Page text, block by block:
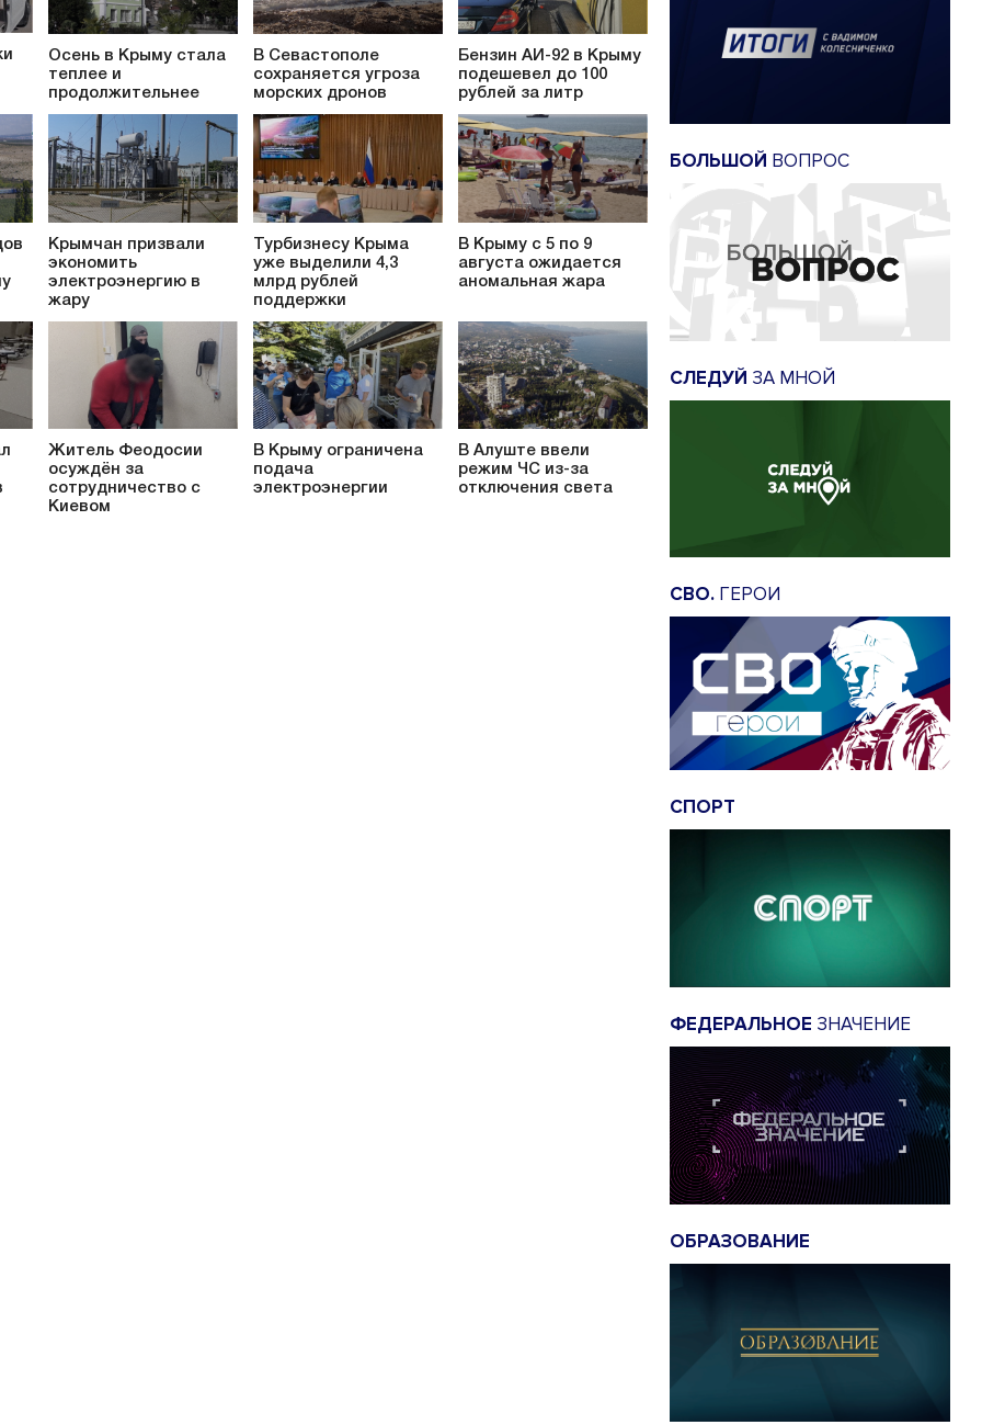
Осень в Крыму стала
теплее и
продолжительнее
В Севастополе
сохраняется угроза
морских дронов
Бензин АИ-92 в Крыму
подешевел до 100
рублей за литр
Крымчан призвали
экономить
электроэнергию в
жару
Турбизнесу Крыма
уже выделили 4,3
млрд рублей
поддержки
В Крыму с 5 по 9
августа ожидается
аномальная жара
Житель Феодосии
осуждён за
сотрудничество с
Киевом
В Крыму ограничена
подача
электроэнергии
В Алуште ввели
режим ЧС из-за
отключения света
БОЛЬШОЙ ВОПРОС
СЛЕДУЙ ЗА МНОЙ
СВО. ГЕРОИ
СПОРТ
ФЕДЕРАЛЬНОЕ ЗНАЧЕНИЕ
ОБРАЗОВАНИЕ